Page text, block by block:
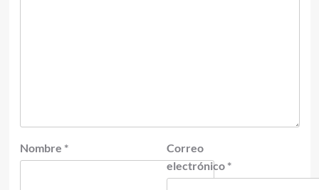
Nombre *
Correo
electrónico *